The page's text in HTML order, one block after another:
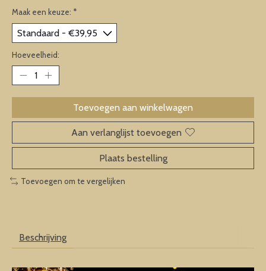
Maak een keuze: *
Hoeveelheid:
Toevoegen aan winkelwagen
Aan verlanglijst toevoegen
Plaats bestelling
Toevoegen om te vergelijken
Beschrijving